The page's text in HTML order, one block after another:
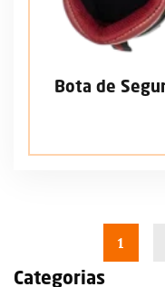
Bota de
1
Categorias